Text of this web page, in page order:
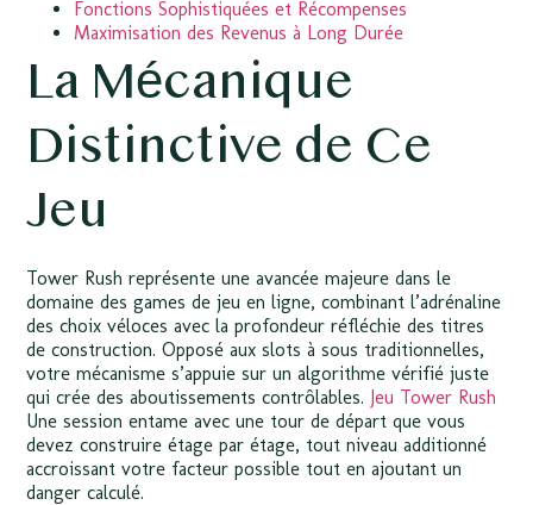
Fonctions Sophistiquées et Récompenses
Maximisation des Revenus à Long Durée
La Mécanique
Distinctive de Ce
Jeu
Tower Rush représente une avancée majeure dans le
domaine des games de jeu en ligne, combinant l’adrénaline
des choix véloces avec la profondeur réfléchie des titres
de construction. Opposé aux slots à sous traditionnelles,
votre mécanisme s’appuie sur un algorithme vérifié juste
qui crée des aboutissements contrôlables. Jeu Tower Rush
Une session entame avec une tour de départ que vous
devez construire étage par étage, tout niveau additionné
accroissant votre facteur possible tout en ajoutant un
danger calculé.